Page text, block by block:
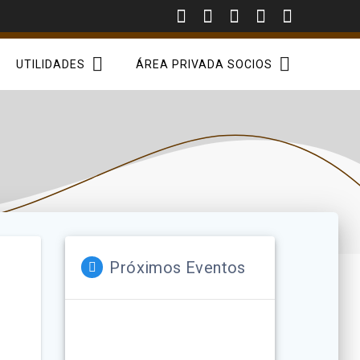
UTILIDADES ÁREA PRIVADA SOCIOS
Próximos Eventos